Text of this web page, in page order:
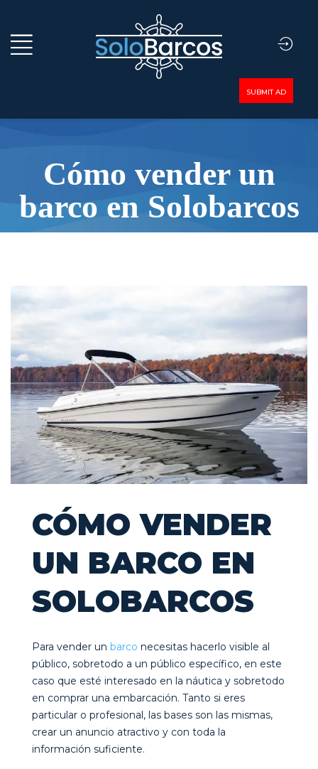
SUBMIT AD
Cómo vender un
barco en Solobarcos
CÓMO VENDER
UN BARCO EN
SOLOBARCOS
Para vender un barco necesitas hacerlo visible al
público, sobretodo a un público específico, en este
caso que esté interesado en la náutica y sobretodo
en comprar una embarcación. Tanto si eres
particular o profesional, las bases son las mismas,
crear un anuncio atractivo y con toda la
información suficiente.